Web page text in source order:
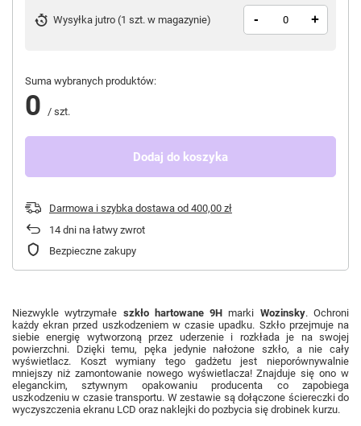
Wysyłka jutro (1 szt. w magazynie) - +
Suma wybranych produktów:
0 / szt.
Dodaj do koszyka
Darmowa i szybka dostawa od 400,00 zł
14 dni na łatwy zwrot
Bezpieczne zakupy
Niezwykle wytrzymałe szkło hartowane 9H marki Wozinsky. Ochroni
każdy ekran przed uszkodzeniem w czasie upadku. Szkło przejmuje na
siebie energię wytworzoną przez uderzenie i rozkłada je na swojej
powierzchni. Dzięki temu, pęka jedynie nałożone szkło, a nie cały
wyświetlacz. Koszt wymiany tego gadżetu jest nieporównywalnie
mniejszy niż zamontowanie nowego wyświetlacza! Znajduje się ono w
eleganckim, sztywnym opakowaniu producenta co zapobiega
uszkodzeniu w czasie transportu. W zestawie są dołączone ściereczki do
wyczyszczenia ekranu LCD oraz naklejki do pozbycia się drobinek kurzu.